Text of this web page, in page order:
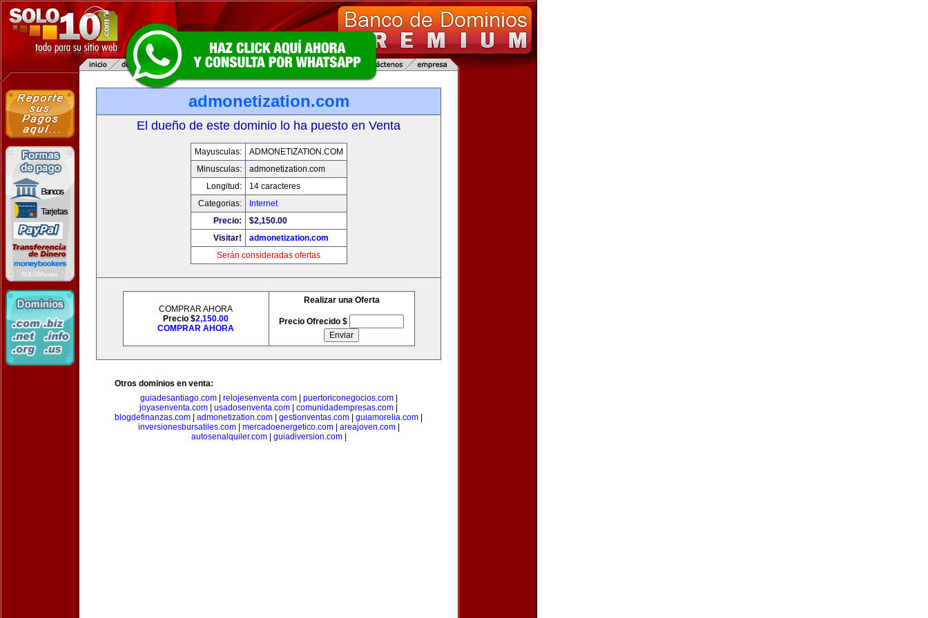
admonetization.com
El dueño de este dominio lo ha puesto en Venta
Mayusculas:
ADMONETIZATION.COM
Minusculas:
admonetization.com
Longitud:
14 caracteres
Categorias:
Internet
Precio:
$2,150.00
Visitar!
admonetization.com
Serán consideradas ofertas
COMPRAR AHORA
Precio $2,150.00
COMPRAR AHORA
Realizar una Oferta
Precio Ofrecido $
Otros dominios en venta:
guiadesantiago.com| relojesenventa.com| puertoriconegocios.com|
joyasenventa.com
usadosenventa.com comunidadempresas.com
blogdefinanzas.com
admonetization.com gestionventas.com guiamorelia.com
inversionesbursatiles.com| mercadoenergetico.com| areajoven.com|
autosenalquiler.com| guiadiversion.com|